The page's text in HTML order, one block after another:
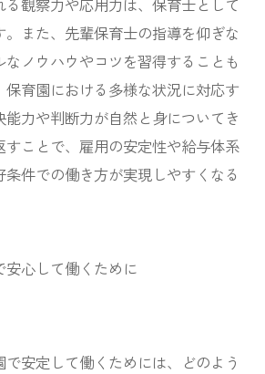
る観察力や応用力は、保育士として
。また、先輩保育士の指導を仰ぎな
ノウハウやコツを習得することも
育園における多様な状況に対応す
能力や判断力が自然と身についてき
すことで、雇用の安定性や給与体系
条件での働き方が実現しやすくなる
心して働くために
安定して働くためには、どのよう